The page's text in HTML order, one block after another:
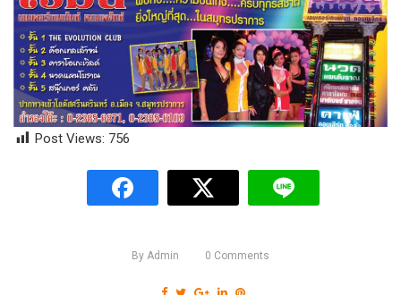
Post Views: 756
By Admin 0 Comments